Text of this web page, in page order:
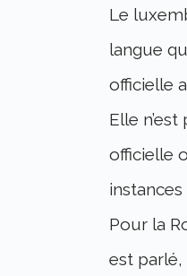
Le
langue
officielle
Elle
officielle
instances
Pour la
est